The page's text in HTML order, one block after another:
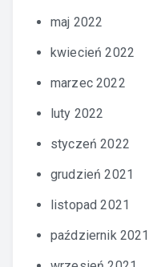
maj 2022
kwiecień 2022
marzec 2022
luty 2022
styczeń 2022
grudzień 2021
listopad 2021
październik 2021